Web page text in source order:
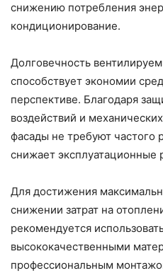
снижению потребления
кондиционирование.
Долговечность
способствует экономии
перспективе. Благодаря
воздействий и
фасады не требуют частого
снижает эксплуатационные
Для достижения
снижении затрат на
рекомендуется
высококачественными
профессиональным